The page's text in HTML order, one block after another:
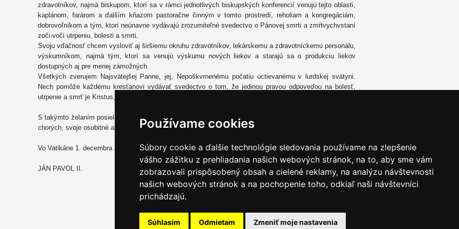
Používame cookies
Súbory cookie a ďalšie technológie sledovania používame na zlepšenie
vášho zážitku z prehliadania našich webových stránok, na to, aby sme vám
zobrazovali prispôsobený obsah a cielené reklamy, na analýzu návštevnosti
našich webových stránok a na pochopenie toho, odkiaľ naši návštevníci
prichádzajú.
Súhlasím Odmietam Zmeniť moje nastavenia
zdravotníkov, najmä biskupom, ktorí sa v rámci jednotlivých biskupských konferencií venujú tejto oblasti,
kaplánom, farárom a ďalším kňazom pastoračne činným v tomto prostredí, reholiam a kongregáciám,
dobrovoľníkom a tým, ktorí neúnavne vydávajú zrozumiteľné svedectvo o Pánovej smrti a zmŕtvychvstaní
zoči-voči utrpeniu, bolesti a smrti.
Svoju vďačnosť chcem vysloviť aj širšiemu okruhu zdravotníkov, lekárskemu a zdravotníckemu personálu,
výskumníkom, najmä tým, ktorí sa venujú výskumu nových liekov a starajú sa o produkciu liekov
dostupných aj pre menej zámožných.
Všetkých zverujem Najsvätejšej Panne, jej, Nepoškvrnenému počatiu uctievanému v lurdskej svätyni.
Nech pomôže každému kresťanovi vydávať svedectvo o tom, že jedinou pravou odpoveďou na bolesť,
utrpenie a smrť je Kristus, náš Pán, ktorý pre nás zomrel a vstal z mŕtvych.
S takýmto želaním posielam Vám, ctihodný brat, a všetkým, ktorí sa zúčastnia na slávení Svetového dňa
chorých, svoje osobitné apoštolské požehnanie.
Vo Vatikáne 1. decembra 2003
JÁN PAVOL II.